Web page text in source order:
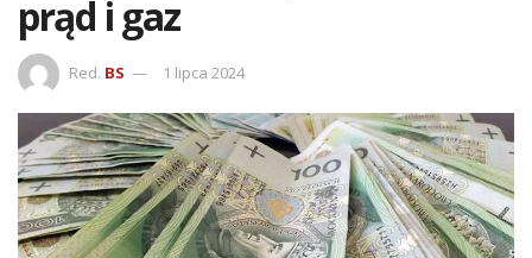
prąd i gaz
Red. BS 1 lipca 2024